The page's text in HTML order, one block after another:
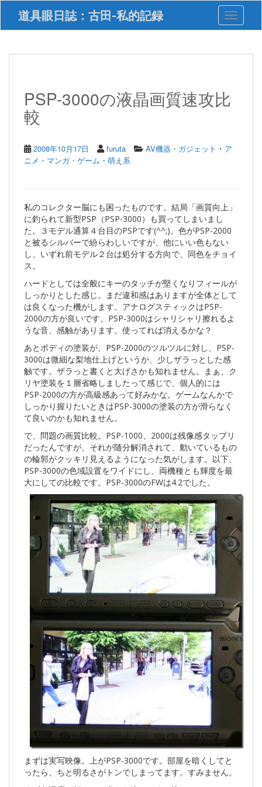
i
道具眼日誌：古田-私的記録 Toggle
PSP-3000の液晶画質速攻比
較
2008年10月17日 furuta AV機器・ガジェット ・ ア
ニメ・マンガ・ゲーム・萌え系
私のコレクター脳にも困ったものです。結局「画質向上」
に釣られて新型PSP（PSP-3000）も買ってしまいまし
た。３モデル通算４台目のPSPです(^^;)。色がPSP-2000
と被るシルバーで紛らわしいですが、他にいい色もない
し、いずれ前モデル２台は処分する方向で、同色をチョイ
ス。
ハードとしては全般にキーのタッチが堅くなりフィールが
しっかりとした感じ。まだ違和感はありますが全体として
は良くなった機がします。アナログスティックはPSP-
2000の方が良いです。PSP-3000はシャリシャリ擦れるよ
うな音、感触があります。使ってれば消えるかな？
あとボディの塗装が、PSP-2000のツルツルに対し、PSP-
3000は微細な梨地仕上げというか、少しザラっとした感
触です。ザラっと書くと大げさかも知れません。まぁ、ク
リヤ塗装を１層省略しましたって感じで、個人的には
PSP-2000の方が高級感あって好みかな。ゲームなんかで
しっかり握りたいときはPSP-3000の塗装の方が滑らなく
て良いのかも知れません。
で、問題の画質比較。PSP-1000、2000は残像感タップリ
だったんですが、それが随分解消されて、動いているもの
の輪郭がクッキリ見えるようになった気がします。以下、
PSP-3000の色域設置をワイドにし、両機種とも輝度を最
大にしての比較です。PSP-3000のFWは4.2でした。
まずは実写映像。上がPSP-3000です。部屋を暗くしてと
ったら、ちと明るさがトンでしまってます。すみません。